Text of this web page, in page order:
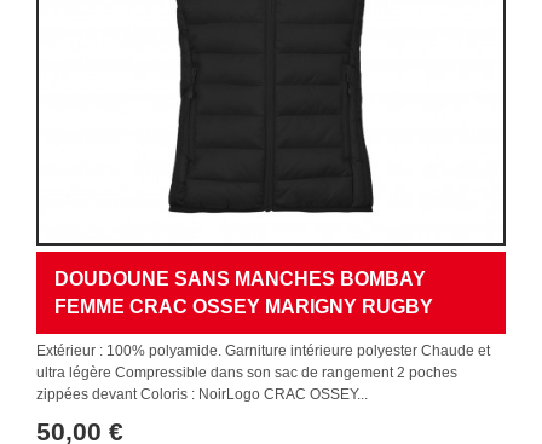
DOUDOUNE SANS MANCHES BOMBAY
FEMME CRAC OSSEY MARIGNY RUGBY
Extérieur : 100% polyamide. Garniture intérieure polyester Chaude et
ultra légère Compressible dans son sac de rangement 2 poches
zippées devant Coloris : NoirLogo CRAC OSSEY...
50,00 €